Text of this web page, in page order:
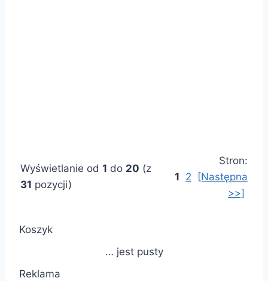
Wyświetlanie od 1 do 20 (z
31 pozycji)
Stron:
1 2
[Następna
>>]
Koszyk
… jest pusty
Reklama